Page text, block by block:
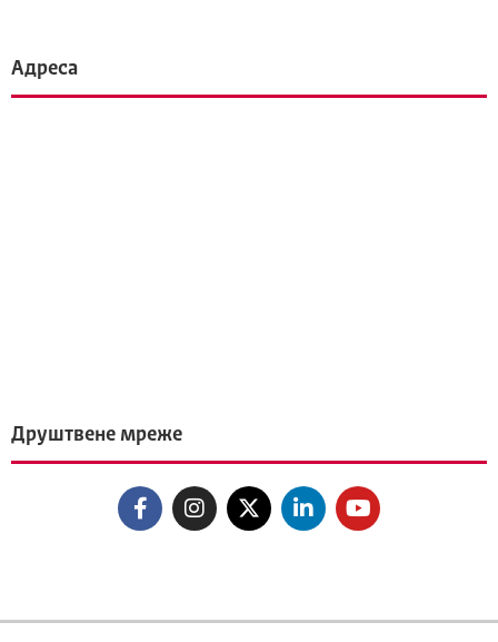
Адреса
Друштвене мреже